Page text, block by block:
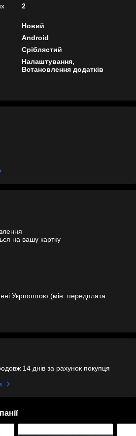
2
Новий
Android
Сріблястий
Налаштування,
Встановлення додатків
на вашу картку
Укрпоштою (мін. передплата
14 днів за рахунок покупця